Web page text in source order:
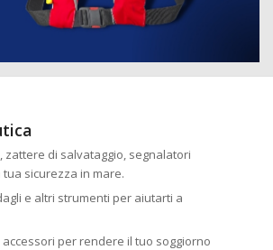
zattere di salvataggio, segnalatori
sicurezza in mare.
e altri strumenti per aiutarti a
per rendere il tuo soggiorno